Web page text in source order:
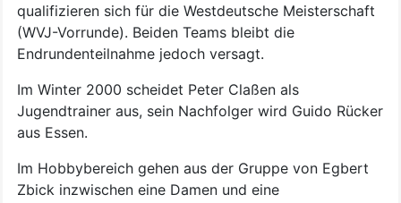
qualifizieren sich für die Westdeutsche Meisterschaft
(WVJ-Vorrunde). Beiden Teams bleibt die
Endrundenteilnahme jedoch versagt.
Im Winter 2000 scheidet Peter Claßen als
Jugendtrainer aus, sein Nachfolger wird Guido Rücker
aus Essen.
Im Hobbybereich gehen aus der Gruppe von Egbert
Zbick inzwischen eine Damen und eine